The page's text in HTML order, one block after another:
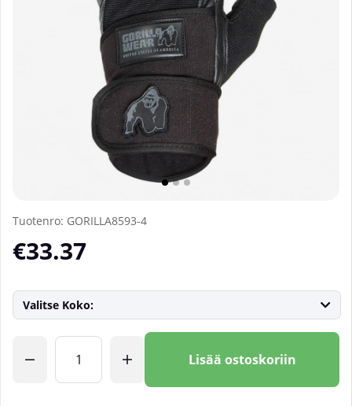
Tuotenro: GORILLA8593-4
€33.37
Valitse Koko:
Lisää ostoskoriin